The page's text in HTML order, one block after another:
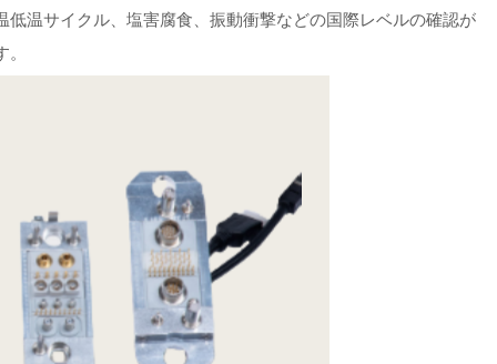
温サイクル、塩害腐食、振動衝撃などの国際レベルの確認が